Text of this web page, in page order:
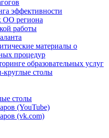
эффективности
ОО региона
работы
материалы о
процедур
образовательных услуг
столы
столы
(YouTube)
(vk.com)